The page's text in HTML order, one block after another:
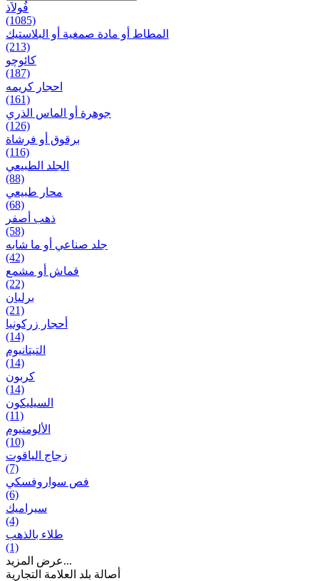
فُولاَذ
(1085)
المطاط أو مادة صمغية أو البلاستيك
(213)
کائوچو
(187)
احجار کریمه
(161)
جوهرة أو الماس الذري
(126)
برقوق أو فرشاة
(116)
الجلد الطبيعي
(88)
محار طبيعي
(68)
ذهب أصفر
(58)
جلد صناعي أو ما شابه
(42)
قماش أو مشمع
(22)
برلیان
(21)
أحجار زركونيا
(14)
التيتانيوم
(14)
كربون
(14)
السيليكون
(11)
الألومنيوم
(10)
زجاج الياقوت
(7)
فص سواروفسكي
(6)
سيراميك
(4)
طلاء بالذهب
(1)
عرض المزيد...
أصالة بلد العلامة التجارية